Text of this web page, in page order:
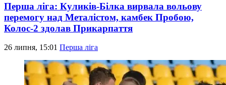
Перша ліга: Куликів-Білка вирвала вольову
перемогу над Металістом, камбек Пробою,
Колос-2 здолав Прикарпаття
26 липня, 15:01 Перша ліга